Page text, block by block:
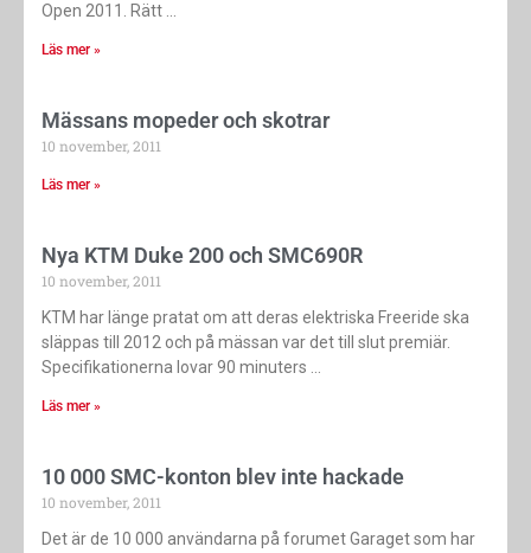
Open 2011. Rätt
Läs mer »
Mässans mopeder och skotrar
10 november, 2011
Läs mer »
Nya KTM Duke 200 och SMC690R
10 november, 2011
KTM har länge pratat om att deras elektriska Freeride ska
släppas till 2012 och på mässan var det till slut premiär.
Specifikationerna lovar 90 minuters
Läs mer »
10 000 SMC-konton blev inte hackade
10 november, 2011
Det är de 10 000 användarna på forumet Garaget som har